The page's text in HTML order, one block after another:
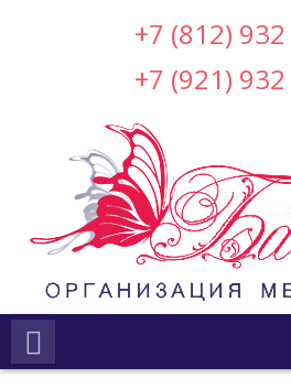
+7 (812)
+7 (921)